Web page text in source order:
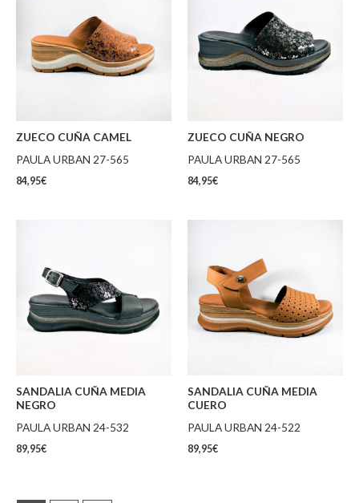
ZUECO CUÑA CAMEL
PAULA URBAN 27-565
84,95€
ZUECO CUÑA NEGRO
PAULA URBAN 27-565
84,95€
SANDALIA CUÑA MEDIA
NEGRO
PAULA URBAN 24-532
89,95€
SANDALIA CUÑA MEDIA
CUERO
PAULA URBAN 24-522
89,95€